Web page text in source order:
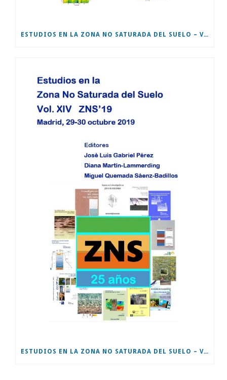
ESTUDIOS EN LA ZONA NO SATURADA DEL SUELO – VOL XV – ZNS’21
ESTUDIOS EN LA ZONA NO SATURADA DEL SUELO – VOL XIV – ZNS’19